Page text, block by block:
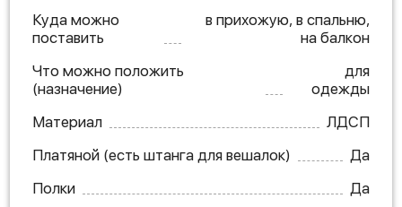
Куда можно
поставить
в прихожую, в спальню,
на балкон
Что можно положить
(назначение)
для
одежды
Материал
ЛДСП
Платяной (есть штанга для вешалок)
Да
Полки
Да